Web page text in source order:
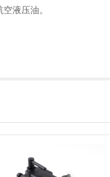
液压油。